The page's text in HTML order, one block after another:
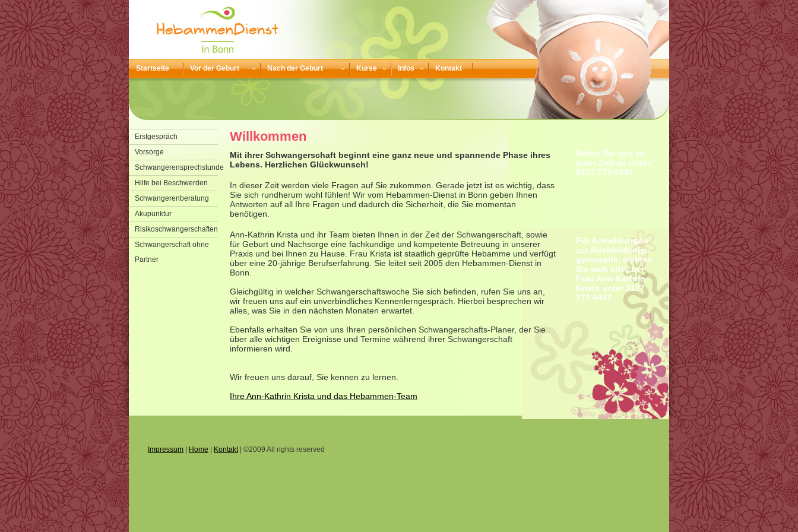
Startseite Vor der Geburt Nach der Geburt Kurse Infos Kontakt
Erstgespräch
Vorsorge
Schwangerensprechstunde
Hilfe bei Beschwerden
Schwangerenberatung
Akupunktur
Risikoschwangerschaften
Schwangerschaft ohne
Partner
Willkommen
Mit ihrer Schwangerschaft beginnt eine ganz neue und spannende Phase ihres
Lebens. Herzlichen Glückwunsch!
In dieser Zeit werden viele Fragen auf Sie zukommen. Gerade jetzt ist es wichtig, dass
Sie sich rundherum wohl fühlen! Wir vom Hebammen-Dienst in Bonn geben Ihnen
Antworten auf all Ihre Fragen und dadurch die Sicherheit, die Sie momentan
benötigen.
Ann-Kathrin Krista und ihr Team bieten Ihnen in der Zeit der Schwangerschaft, sowie
für Geburt und Nachsorge eine fachkundige und kompetente Betreuung in unserer
Praxis und bei Ihnen zu Hause. Frau Krista ist staatlich geprüfte Hebamme und verfügt
über eine 20-jährige Berufserfahrung. Sie leitet seit 2005 den Hebammen-Dienst in
Bonn.
Gleichgültig in welcher Schwangerschaftswoche Sie sich befinden, rufen Sie uns an,
wir freuen uns auf ein unverbindliches Kennenlerngespräch. Hierbei besprechen wir
alles, was Sie in den nächsten Monaten erwartet.
Ebenfalls erhalten Sie von uns Ihren persönlichen Schwangerschafts-Planer, der Sie
über alle wichtigen Ereignisse und Termine während ihrer Schwangerschaft
informieren wird.
Wir freuen uns darauf, Sie kennen zu lernen.
Ihre Ann-Kathrin Krista und das Hebammen-Team
Rufen Sie uns zu
jeder Zeit an unter:
0177 777 4447
Für Anmeldungen
zur Rückbildungs-
gymnastik, melden
Sie sich bitte bei
Frau Ann-Kathrin
Krista unter 0177
777 4447
Impressum Home Kontakt| ©2009 All rights reserved